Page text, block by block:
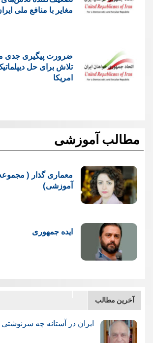
مغایر با منافع ملی
ضرورت پیگیری جدی
تلاش برای حل
امریکا
مطالب آموزشی
معماری گذار (
آموزشی)
ایده جمهوری
آخرین مطالب
ایران در آستانه چه